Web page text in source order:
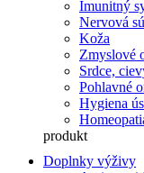
Imunitný
Nervová
Koža
Zmyslové
Srdce,
Pohlavné
Hygiena
produkt
Doplnky výživy